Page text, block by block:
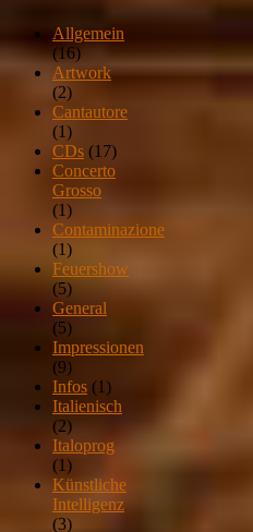
Allgemein
(16)
Artwork
(2)
Cantautore
(1)
CDs (17)
Concerto
Grosso
(1)
Contaminazione
(1)
Feuershow
(5)
General
(5)
Impressionen
(9)
Infos (1)
Italienisch
(2)
Italoprog
(1)
Künstliche
Intelligenz
(3)